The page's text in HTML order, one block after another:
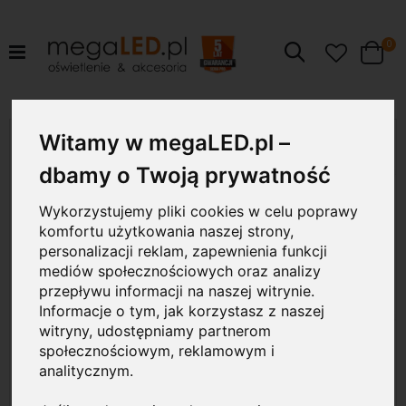
Witamy w megaLED.pl –
dbamy o Twoją prywatność
Wykorzystujemy pliki cookies w celu poprawy
komfortu użytkowania naszej strony,
personalizacji reklam, zapewnienia funkcji
mediów społecznościowych oraz analizy
przepływu informacji na naszej witrynie.
Informacje o tym, jak korzystasz z naszej
witryny, udostępniamy partnerom
społecznościowym, reklamowym i
analitycznym.
Szukaj Cart
0
galerii
5.5W